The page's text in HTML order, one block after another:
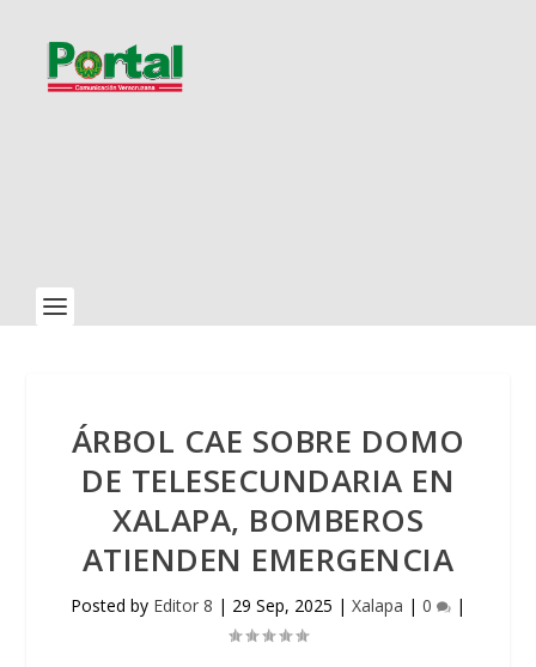
ÁRBOL CAE SOBRE DOMO
DE TELESECUNDARIA EN
XALAPA, BOMBEROS
ATIENDEN EMERGENCIA
Posted by Editor 8 | 29 Sep, 2025 | Xalapa | 0 |